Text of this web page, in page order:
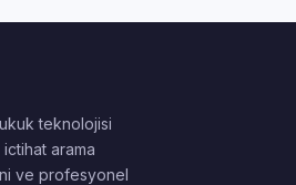
teknolojisi
arama
ve profesyonel